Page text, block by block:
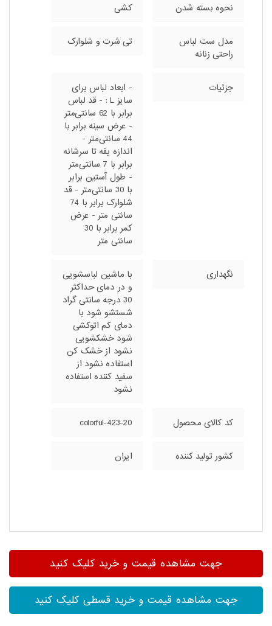
نحوه بسته شدن کشی
مدل ست لباس
راحتی زنانه
تی شرت و شلوارک
جزئیات
- ابعاد لباس برای
سایز L : - قد لباس
برابر با 62 سانتی‌متر
- عرض سینه برابر با
44 سانتی‌متر -
اندازه یقه تا سرشانه
برابر با 7 سانتی‌متر
- طول آستین برابر
با 30 سانتی‌متر - قد
شلوارک برابر با 74
سانتی متر - عرض
کمر برابر با 30
سانتی متر
نگهداری
با ماشین لباسشویی
و در دمای حداکثر
30 درجه سانتی گراد
شستشو شود با
دمای کم اتوکشی
شود خشکشویی
نشود از خشک کن
استفاده نشود از
سفید کننده استفاده
نشود
کد کالای محصول colorful-423-20
کشور تولید کننده ایران
جهت مشاهده قیمت و خرید کلیک کنید
جهت مشاهده قیمت و خرید قسطی کلیک کنید